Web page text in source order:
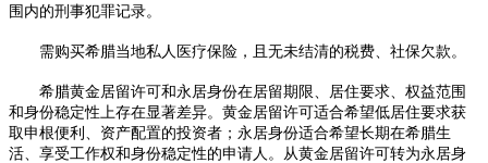
围内的刑事犯罪记录。
需购买希腊当地私人医疗保险，且无未结清的税费、社保欠款。
希腊黄金居留许可和永居身份在居留期限、居住要求、权益范围
和身份稳定性上存在显著差异。黄金居留许可适合希望低居住要求获
取申根便利、资产配置的投资者；永居身份适合希望长期在希腊生
活、享受工作权和身份稳定性的申请人。从黄金居留许可转为永居身